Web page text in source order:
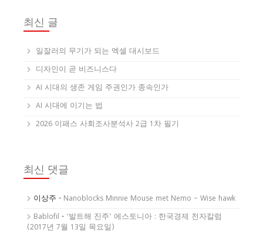
최신 글
일잘러의 무기가 되는 엑셀 대시보드
디자인이 곧 비즈니스다
AI 시대의 생존 게임 주권인가 종속인가
AI 시대에 이기는 법
2026 이패스 사회조사분석사 2급 1차 필기
최신 댓글
이상주 - Nanoblocks Minnie Mouse met Nemo – Wise hawk
Bablofil - ‘발트해 진주’ 에스토니아 : 한국경제 천자칼럼
(2017년 7월 13일 목요일)